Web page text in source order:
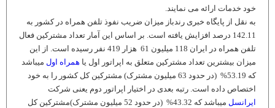
خود خدمات ارائه می نمایند.
به نقل از پایگاه خبری رندباز میزان ضریب نفوذ تلفن همراه در کشور به
142.11 درصد افزایش یافته است. بر اساس این آمار تعداد مشترکین فعال
تلفن همراه در ایران 118 میلیون 61 هزار 419 نفر رسیده است. از این
میزان بیشترین تعداد مشترکین متعلق به اپراتور اول یا همراه اول می­باشد
که 53.19% (در حدود 63 میلیون مشترک) مشترکین کل کشور را به خود
اختصاص داده است. رتبه بعدی در اختیار اپراتور دوم یعنی شرکت
ایرانسل
می­باشد که 43.32% (در حدود 52 میلیون مشترک)مشترکین کل